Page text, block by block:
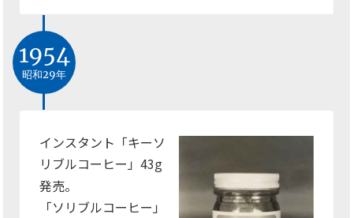
インスタント「キーソ
リブルコーヒー」43g
発売。
「ソリブルコーヒー」
1954
昭和29年